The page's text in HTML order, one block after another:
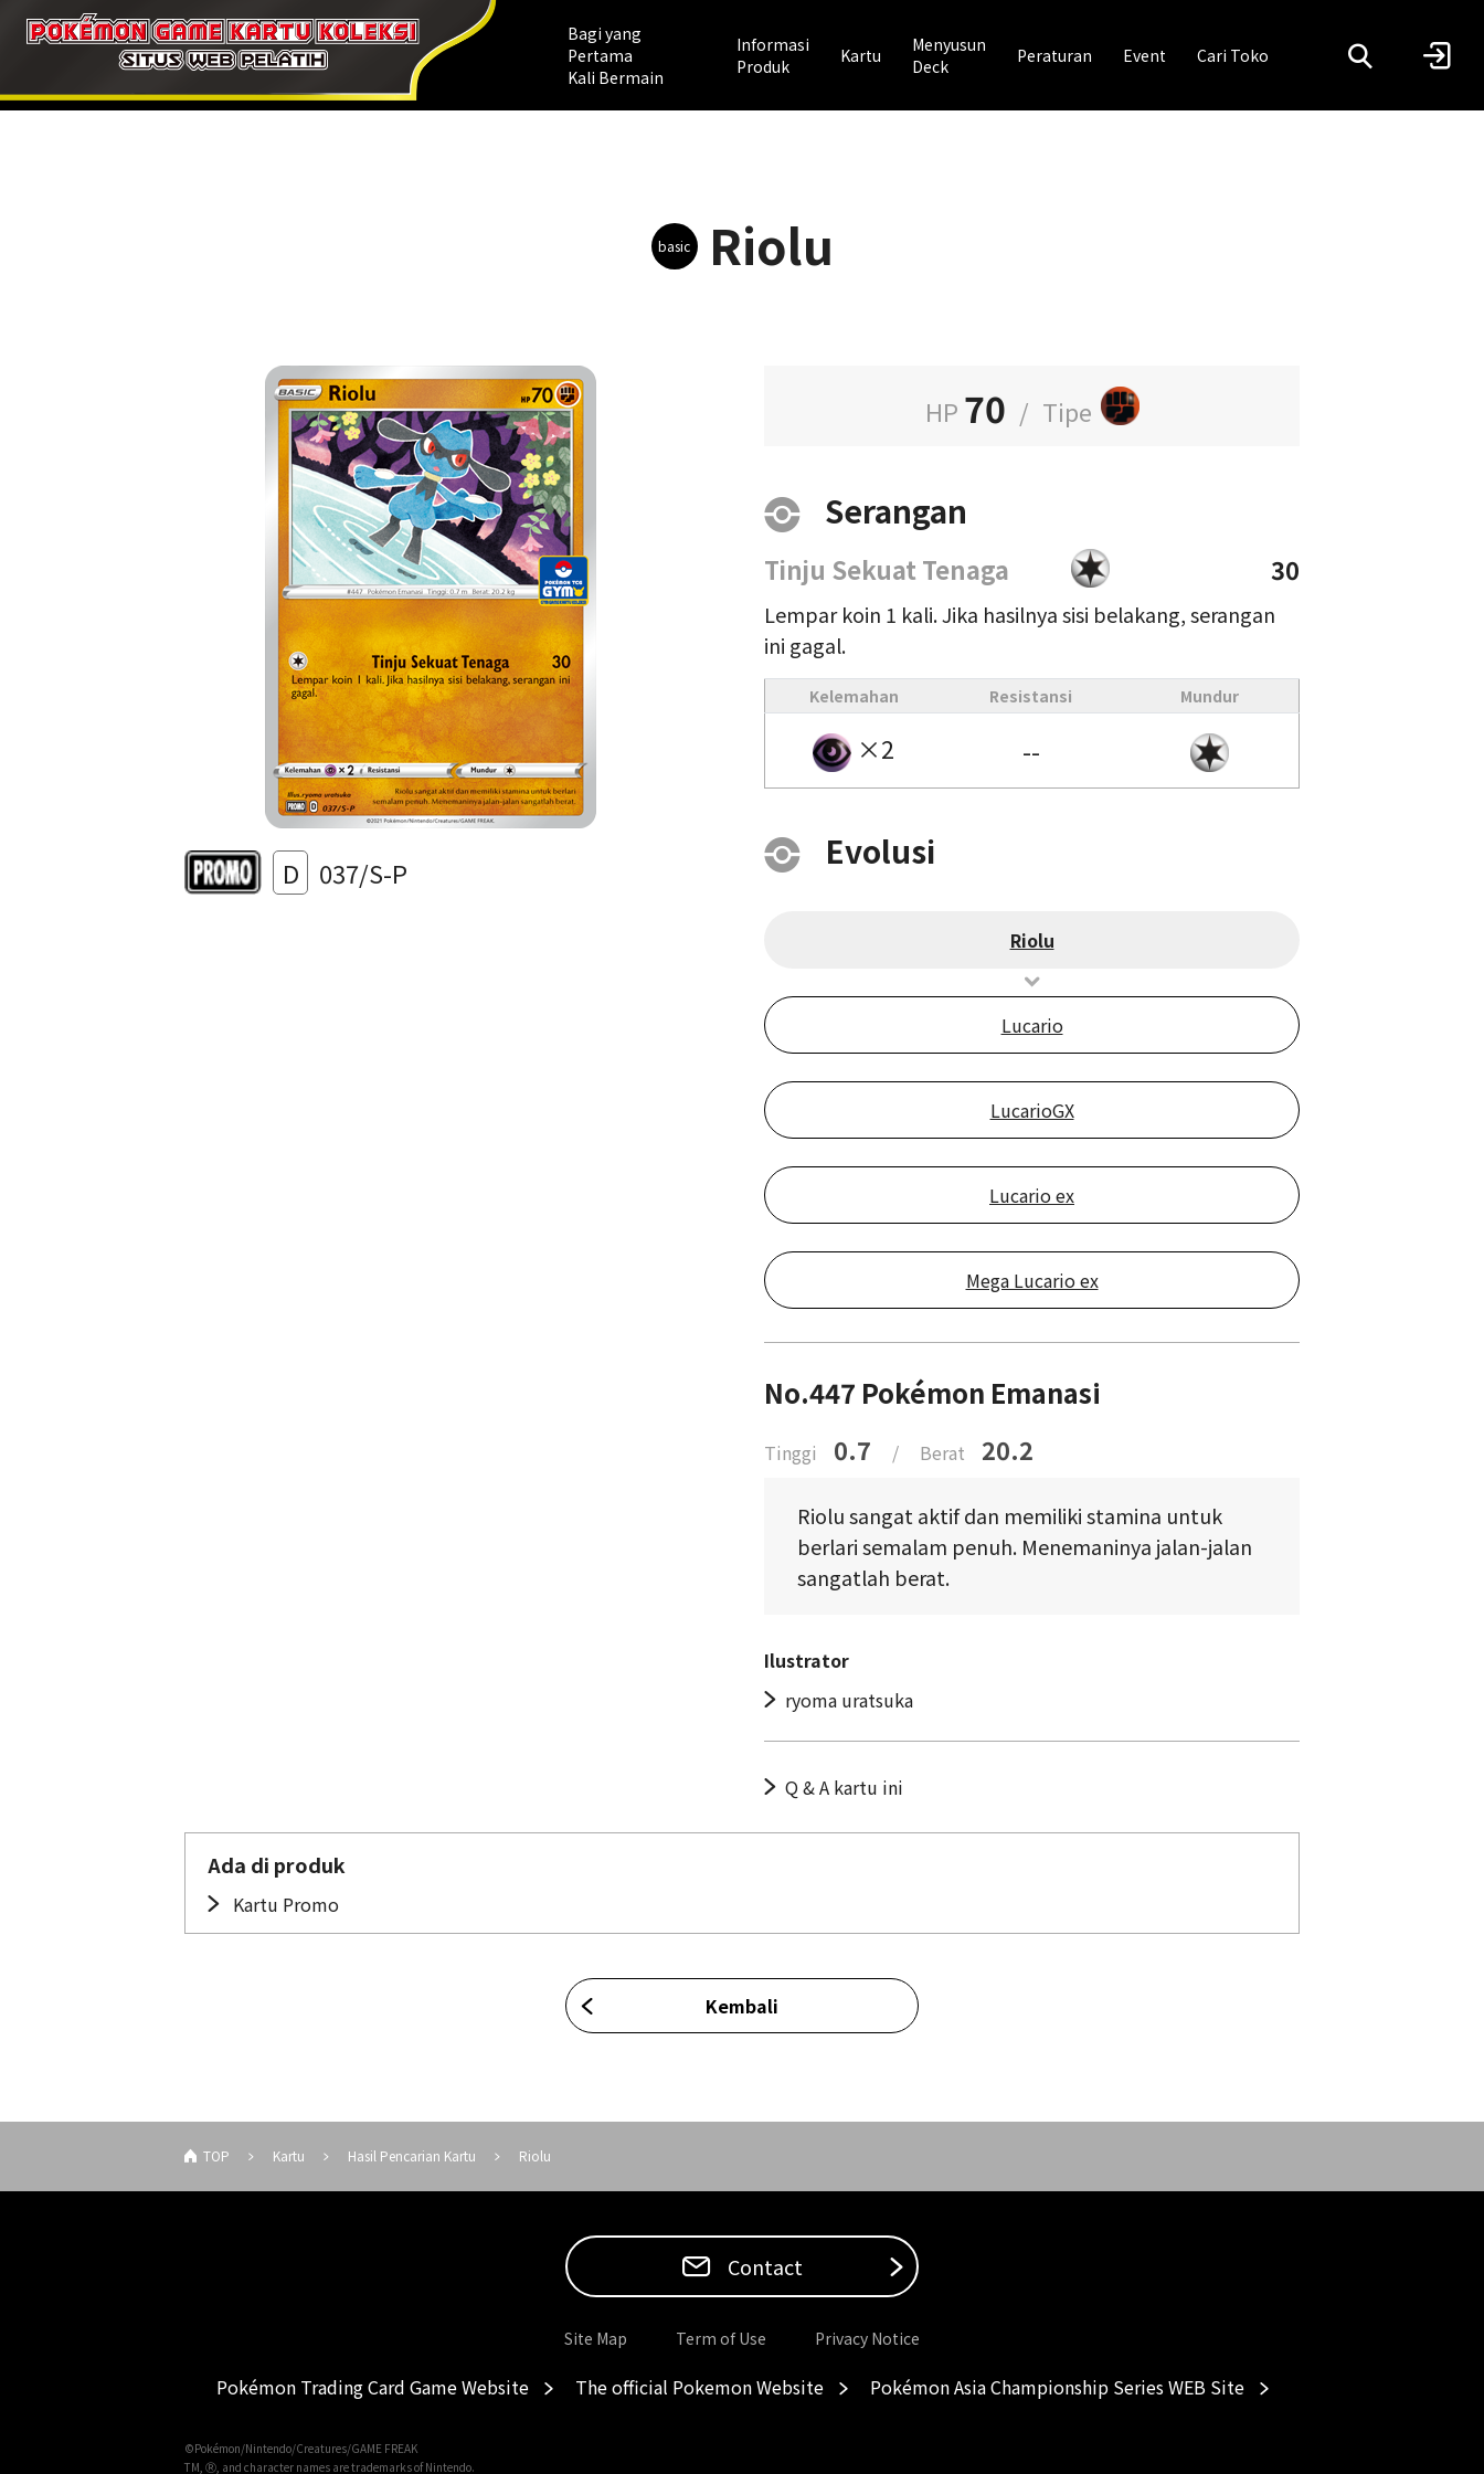
Bagi yang
Pertama
Kali Bermain
Informasi
Produk
Kartu
Menyusun
Deck
Peraturan Event Cari Toko
basic Riolu
HP 70 / Tipe
Serangan
Tinju Sekuat Tenaga 30
Lempar koin 1 kali. Jika hasilnya sisi belakang, serangan
ini gagal.
Kelemahan Resistansi Mundur
×2 --
D 037/S-P Evolusi
Riolu
Lucario
LucarioGX
Lucario ex
Mega Lucario ex
No.447 Pokémon Emanasi
Tinggi 0.7 / Berat 20.2
Riolu sangat aktif dan memiliki stamina untuk
berlari semalam penuh. Menemaninya jalan-jalan
sangatlah berat.
Ilustrator
ryoma uratsuka
Q & A kartu ini
Ada di produk
Kartu Promo
Kembali
TOP Kartu Hasil Pencarian Kartu Riolu
Contact
Site Map Term of Use Privacy Notice
Pokémon Trading Card Game Website The official Pokemon Website Pokémon Asia Championship Series WEB Site
©Pokémon/Nintendo/Creatures/GAME FREAK
TM, Ⓡ, and character names are trademarks of Nintendo.